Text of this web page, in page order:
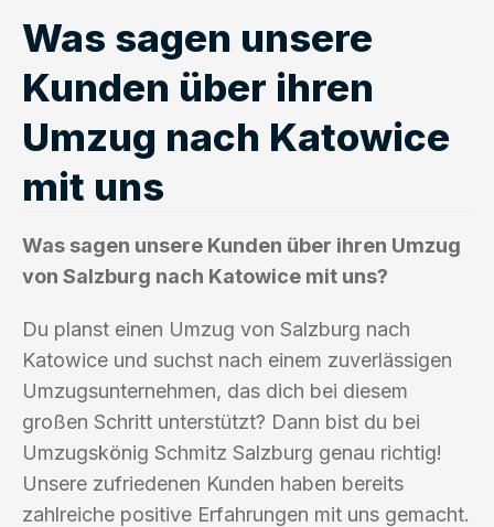
Was sagen unsere
Kunden über ihren
Umzug nach Katowice
mit uns
Was sagen unsere Kunden über ihren Umzug
von Salzburg nach Katowice mit uns?
Du planst einen Umzug von Salzburg nach
Katowice und suchst nach einem zuverlässigen
Umzugsunternehmen, das dich bei diesem
großen Schritt unterstützt? Dann bist du bei
Umzugskönig Schmitz Salzburg genau richtig!
Unsere zufriedenen Kunden haben bereits
zahlreiche positive Erfahrungen mit uns gemacht.